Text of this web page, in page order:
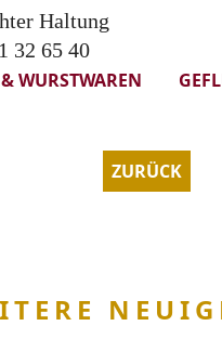
Haltung
32 65 40
WURSTWAREN
ZURÜCK